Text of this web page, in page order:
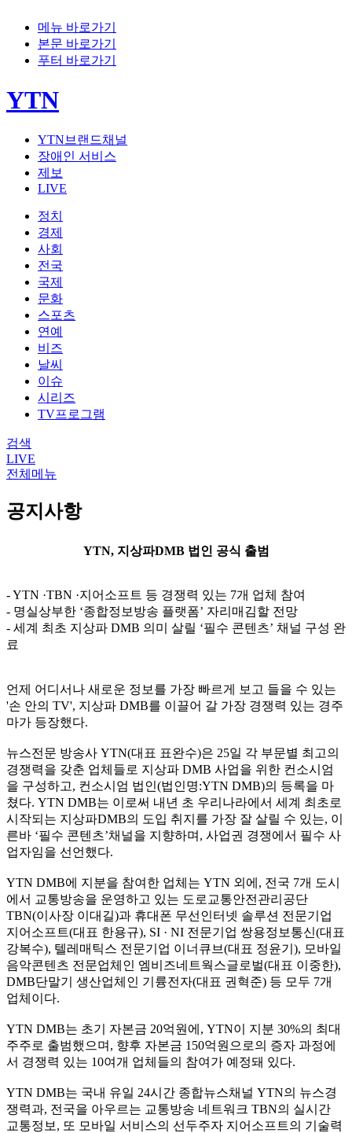
메뉴 바로가기
본문 바로가기
푸터 바로가기
YTN
YTN브랜드채널
장애인 서비스
제보
LIVE
정치
경제
사회
전국
국제
문화
스포츠
연예
비즈
날씨
이슈
시리즈
TV프로그램
검색
LIVE
전체메뉴
공지사항
YTN, 지상파DMB 법인 공식 출범
- YTN ·TBN ·지어소프트 등 경쟁력 있는 7개 업체 참여
- 명실상부한 ‘종합정보방송 플랫폼’ 자리매김할 전망
- 세계 최초 지상파 DMB 의미 살릴 ‘필수 콘텐츠’ 채널 구성 완
료
언제 어디서나 새로운 정보를 가장 빠르게 보고 들을 수 있는
'손 안의 TV', 지상파 DMB를 이끌어 갈 가장 경쟁력 있는 경주
마가 등장했다.
뉴스전문 방송사 YTN(대표 표완수)은 25일 각 부문별 최고의
경쟁력을 갖춘 업체들로 지상파 DMB 사업을 위한 컨소시엄
을 구성하고, 컨소시엄 법인(법인명:YTN DMB)의 등록을 마
쳤다. YTN DMB는 이로써 내년 초 우리나라에서 세계 최초로
시작되는 지상파DMB의 도입 취지를 가장 잘 살릴 수 있는, 이
른바 ‘필수 콘텐츠’채널을 지향하며, 사업권 경쟁에서 필수 사
업자임을 선언했다.
YTN DMB에 지분을 참여한 업체는 YTN 외에, 전국 7개 도시
에서 교통방송을 운영하고 있는 도로교통안전관리공단
TBN(이사장 이대길)과 휴대폰 무선인터넷 솔루션 전문기업
지어소프트(대표 한용규), SI · NI 전문기업 쌍용정보통신(대표
강복수), 텔레매틱스 전문기업 이너큐브(대표 정윤기), 모바일
음악콘텐츠 전문업체인 엠비즈네트웍스글로벌(대표 이중한),
DMB단말기 생산업체인 기륭전자(대표 권혁준) 등 모두 7개
업체이다.
YTN DMB는 초기 자본금 20억원에, YTN이 지분 30%의 최대
주주로 출범했으며, 향후 자본금 150억원으로의 증자 과정에
서 경쟁력 있는 10여개 업체들의 참여가 예정돼 있다.
YTN DMB는 국내 유일 24시간 종합뉴스채널 YTN의 뉴스경
쟁력과, 전국을 아우르는 교통방송 네트워크 TBN의 실시간
교통정보, 또 모바일 서비스의 선두주자 지어소프트의 기술력